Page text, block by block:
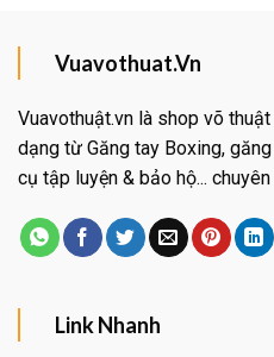
Vuavothuat.Vn
Vuavothuật.vn là shop võ
dạng từ Găng tay Boxing,
cụ tập luyện & bảo hộ...
Link Nhanh